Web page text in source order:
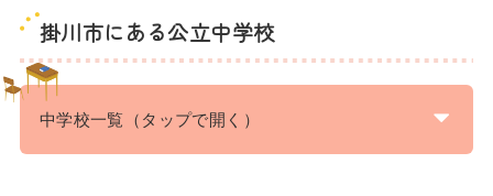
掛川市にある公立中学校
中学校一覧（タップで開く）